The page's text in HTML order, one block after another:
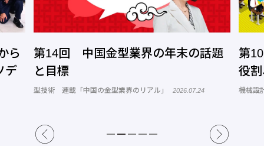
ら
デ
第14回 中国金型業界の年末の話題
と目標
型技術 連載「中国の金型業界のリアル」 2026.07.24
第
役
機械設